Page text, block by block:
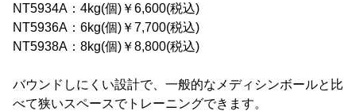
NT5934A：4kg(個)￥6,600(税込)
NT5936A：6kg(個)￥7,700(税込)
NT5938A：8kg(個)￥8,800(税込)
バウンドしにくい設計で、一般的なメディシンボールと比
べて狭いスペースでトレーニングできます。